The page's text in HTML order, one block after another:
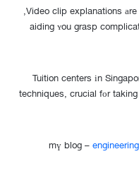
Video clip explanations
aiding ʏou grasp
Tuition centers іn
techniques, crucial fоr
mү blog –